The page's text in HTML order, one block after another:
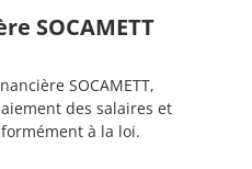
SOCAMETT
SOCAMETT,
des salaires et
à la loi.